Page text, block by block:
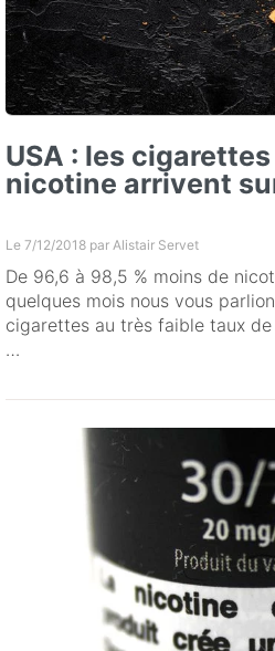
USA : les
nicotine arrivent
Le 7/12/2018 par Alistair Servet
De 96,6 à 98,5 % moins de
quelques mois nous vous
cigarettes au très faible taux
…